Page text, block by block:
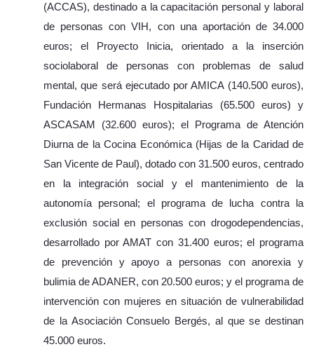
(ACCAS), destinado a la capacitación personal y laboral
de personas con VIH, con una aportación de 34.000
euros; el Proyecto Inicia, orientado a la inserción
sociolaboral de personas con problemas de salud
mental, que será ejecutado por AMICA (140.500 euros),
Fundación Hermanas Hospitalarias (65.500 euros) y
ASCASAM (32.600 euros); el Programa de Atención
Diurna de la Cocina Económica (Hijas de la Caridad de
San Vicente de Paul), dotado con 31.500 euros, centrado
en la integración social y el mantenimiento de la
autonomía personal; el programa de lucha contra la
exclusión social en personas con drogodependencias,
desarrollado por AMAT con 31.400 euros; el programa
de prevención y apoyo a personas con anorexia y
bulimia de ADANER, con 20.500 euros; y el programa de
intervención con mujeres en situación de vulnerabilidad
de la Asociación Consuelo Bergés, al que se destinan
45.000 euros.